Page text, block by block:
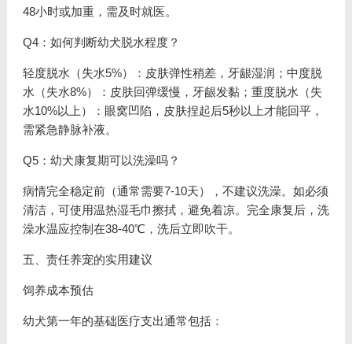
48小时或加重，需及时就医。
Q4：如何判断幼犬脱水程度？
轻度脱水（失水5%）：皮肤弹性稍差，牙龈湿润；中度脱
水（失水8%）：皮肤回弹缓慢，牙龈发黏；重度脱水（失
水10%以上）：眼窝凹陷，皮肤捏起后5秒以上才能回平，
需紧急静脉补液。
Q5：幼犬康复期可以洗澡吗？
病情完全稳定前（通常需要7-10天），不建议洗澡。如必须
清洁，可使用温热湿毛巾擦拭，避免着凉。完全康复后，洗
澡水温应控制在38-40℃，洗后立即吹干。
五、责任养宠的实用建议
饲养成本预估
幼犬第一年的基础医疗支出通常包括：